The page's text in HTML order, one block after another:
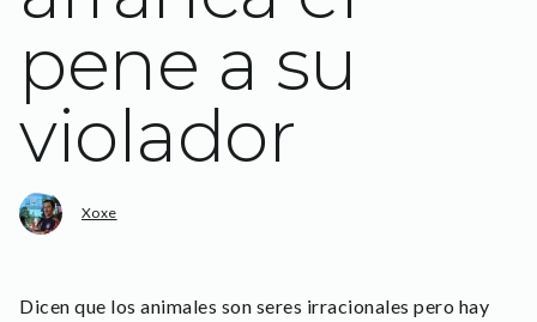
pene a su
violador
Xoxe
Dicen que los animales son seres irracionales pero hay